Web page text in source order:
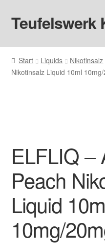
Zur
Navigation
Zum
Inhalt
Teufelswerk
Startseite
Hardware
Big Puff
Aromen
Basen & Nikotin
Zubehör
Start Liquids Nikotinsalz
Nikotinsalz Liquid 10ml
ELFLIQ –
Peach
Liquid
10mg/